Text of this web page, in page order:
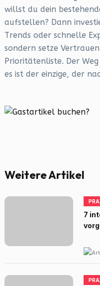
willst du dein
aufstellen? Dann
Trends oder schnelle
sondern setze
Prioritätenliste. Der
es ist der einzige, der
Weitere Artikel
7